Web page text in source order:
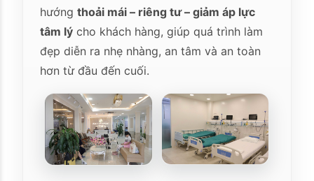
hướngthoải mái – riêng tư – giảm áp lực
tâm lý cho khách hàng, giúp quá trình làm
đẹp diễn ra nhẹ nhàng, an tâm và an toàn
hơn từ đầu đến cuối.